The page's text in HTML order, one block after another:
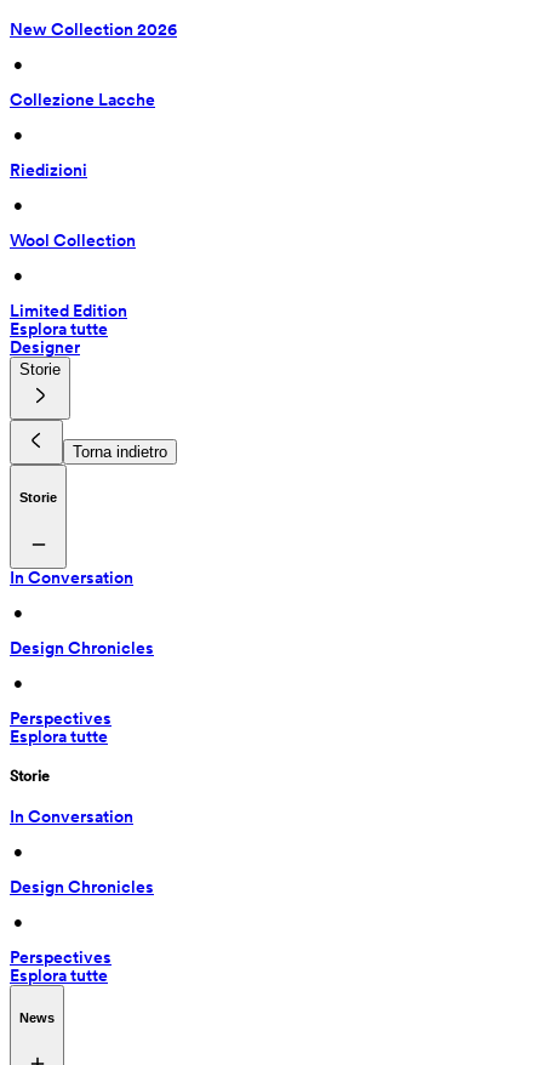
New Collection 2026
•
Collezione Lacche
•
Riedizioni
•
Wool Collection
•
Limited Edition
Esplora tutte
Designer
Storie
Torna indietro
Storie
In Conversation
•
Design Chronicles
•
Perspectives
Esplora tutte
Storie
In Conversation
•
Design Chronicles
•
Perspectives
Esplora tutte
News